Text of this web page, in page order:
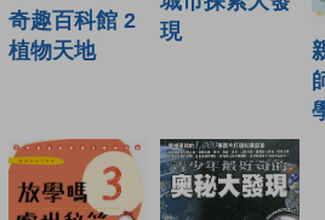
奇趣百科館 2
植物天地
現